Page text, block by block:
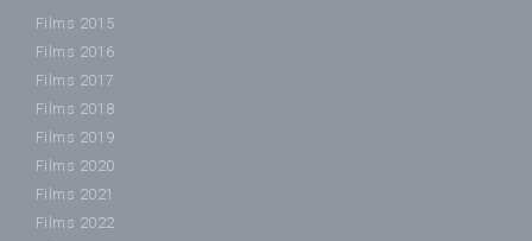
Films 2015
Films 2016
Films 2017
Films 2018
Films 2019
Films 2020
Films 2021
Films 2022